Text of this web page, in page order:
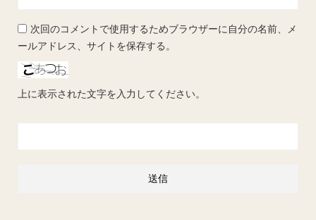
次回のコメントで使用するためブラウザーに自分の名前、メ
ールアドレス、サイトを保存する。
上に表示された文字を入力してください。